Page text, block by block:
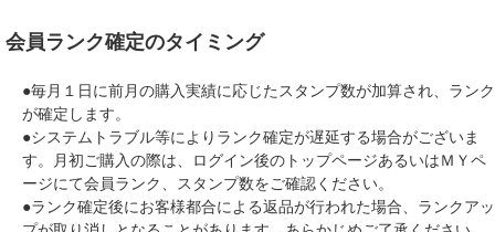
会員ランク確定のタイミング
●毎月１日に前月の購入実績に応じたスタンプ数が加算され、ランク
が確定します。
●システムトラブル等によりランク確定が遅延する場合がございま
す。月初ご購入の際は、ログイン後のトップページあるいはＭＹペ
ージにて会員ランク、スタンプ数をご確認ください。
●ランク確定後にお客様都合による返品が行われた場合、ランクアッ